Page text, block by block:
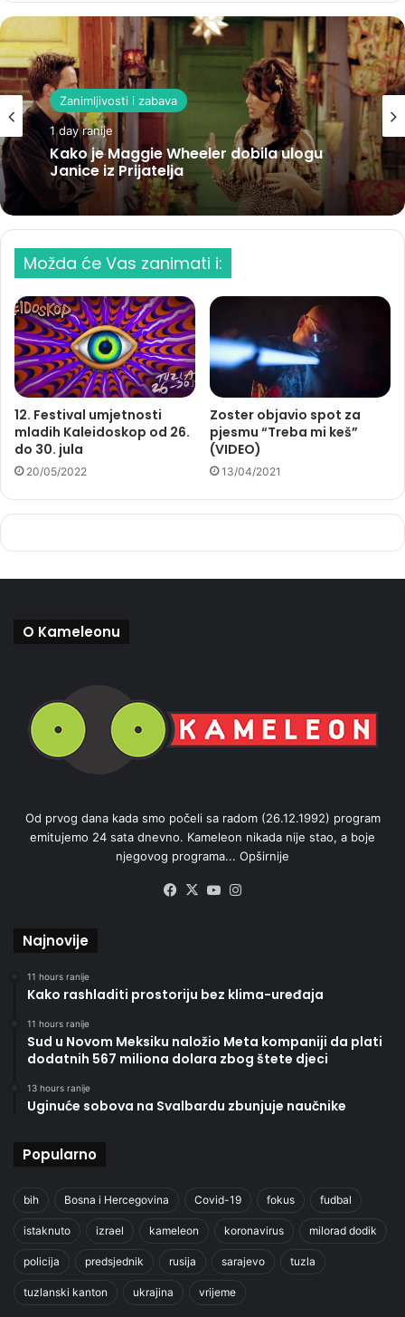
Zanimljivosti i zabava
1 day ranije
Kako je Maggie Wheeler dobila ulogu
Janice iz Prijatelja
Možda će Vas zanimati i:
12. Festival umjetnosti
mladih Kaleidoskop od 26.
do 30. jula
20/05/2022
Zoster objavio spot za
pjesmu “Treba mi keš”
(VIDEO)
13/04/2021
O Kameleonu
Od prvog dana kada smo počeli sa radom (26.12.1992) program
emitujemo 24 sata dnevno. Kameleon nikada nije stao, a boje
njegovog programa... Opširnije
Facebook
X YouTube
Najnovije
11 hours ranije
Kako rashladiti prostoriju bez klima-uređaja
11 hours ranije
Sud u Novom Meksiku naložio Meta kompaniji da plati
dodatnih 567 miliona dolara zbog štete djeci
13 hours ranije
Uginuće sobova na Svalbardu zbunjuje naučnike
Popularno
bih Bosna i Hercegovina Covid-19 fokus fudbal
istaknuto izrael kameleon koronavirus milorad dodik
policija predsjednik rusija sarajevo tuzla
tuzlanski kanton ukrajina vrijeme